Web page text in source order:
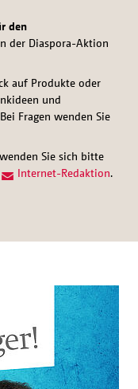
den
der Diaspora-Aktion
auf Produkte oder
und
Fragen wenden Sie
Sie sich bitte
Internet-Redaktion.